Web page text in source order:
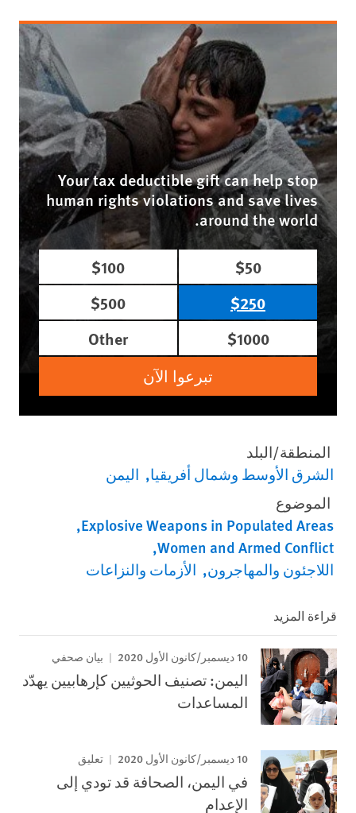
Your tax deductible gift can help stop
human rights violations and save lives
around the world.
$50
$100
$250
$500
$1000
Other
تبرعوا الآن
المنطقة/البلد
الشرق الأوسط وشمال أفريقيا اليمن
الموضوع
Explosive Weapons in Populated Areas
Women and Armed Conflict
اللاجئون والمهاجرون الأزمات والنزاعات
قراءة المزيد
10 ديسمبر/كانون الأول 2020 بيان صحفي
اليمن: تصنيف الحوثيين كإرهابيين يهدّد
المساعدات
10 ديسمبر/كانون الأول 2020 تعليق
في اليمن، الصحافة قد تودي إلى
الإعدام